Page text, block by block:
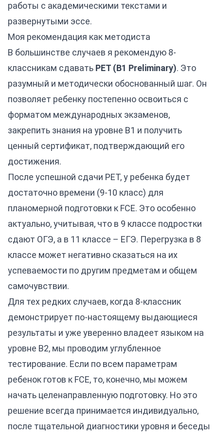
работы с академическими текстами и
развернутыми эссе.
Моя рекомендация как методиста
В большинстве случаев я рекомендую 8-
классникам сдавать PET (B1 Preliminary). Это
разумный и методически обоснованный шаг. Он
позволяет ребенку постепенно освоиться с
форматом международных экзаменов,
закрепить знания на уровне B1 и получить
ценный сертификат, подтверждающий его
достижения.
После успешной сдачи PET, у ребенка будет
достаточно времени (9-10 класс) для
планомерной подготовки к FCE. Это особенно
актуально, учитывая, что в 9 классе подростки
сдают ОГЭ, а в 11 классе – ЕГЭ. Перегрузка в 8
классе может негативно сказаться на их
успеваемости по другим предметам и общем
самочувствии.
Для тех редких случаев, когда 8-классник
демонстрирует по-настоящему выдающиеся
результаты и уже уверенно владеет языком на
уровне B2, мы проводим углубленное
тестирование. Если по всем параметрам
ребенок готов к FCE, то, конечно, мы можем
начать целенаправленную подготовку. Но это
решение всегда принимается индивидуально,
после тщательной диагностики уровня и беседы